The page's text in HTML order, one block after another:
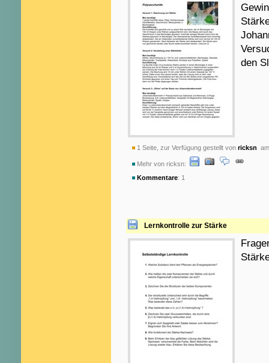
den
1 Seite, zur Verfügung gestellt von ricksn
Mehr von ricksn:
Kommentare: 1
Lernkontrolle zur Stärke